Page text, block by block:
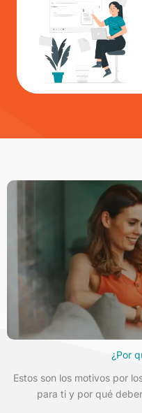
¿Por
Estos son los motivos por
para ti y por qué